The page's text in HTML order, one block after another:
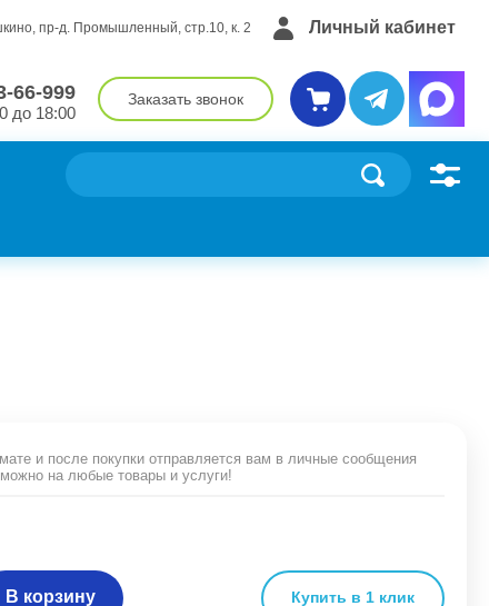
пр-д. Промышленный, стр.10, к. 2 Личный кабинет
66-999
до 18:00
Заказать звонок
и после покупки отправляется вам в личные сообщения
на любые товары и услуги!
В корзину Купить в 1 клик